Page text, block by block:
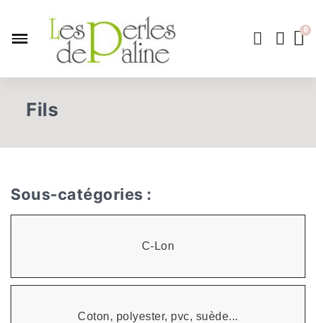
Fils
Sous-catégories :
C-Lon
Coton, polyester, pvc, suède...